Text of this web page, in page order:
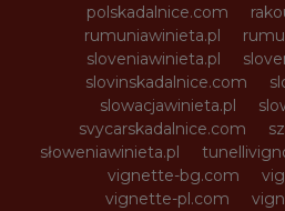
polskadalnice.com
rumuniawinieta.pl
sloveniawinieta.pl
slovinskadalnice.com
slowacjawinieta.pl
svycarskadalnice.com
słoweniawinieta.pl
vignette-bg.com
vignette-pl.com